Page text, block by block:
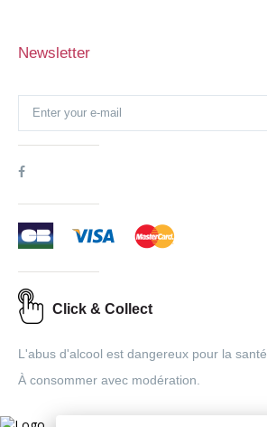
Newsletter
Click & Collect
L'abus d'alcool est dangereux pour la santé.
À consommer avec modération.